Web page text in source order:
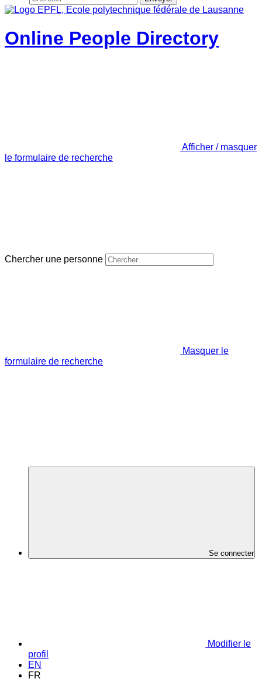
Online People Directory
Afficher / masquer
le formulaire de recherche
Chercher une personne
Masquer le
formulaire de recherche
Se connecter
Modifier le
profil
EN
FR